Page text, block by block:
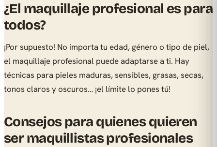
¿El maquillaje profesional es para
todos?
¡Por supuesto! No importa tu edad, género o tipo de piel,
el maquillaje profesional puede adaptarse a ti. Hay
técnicas para pieles maduras, sensibles, grasas, secas,
tonos claros y oscuros… ¡el límite lo pones tú!
Consejos para quienes quieren
ser maquillistas profesionales